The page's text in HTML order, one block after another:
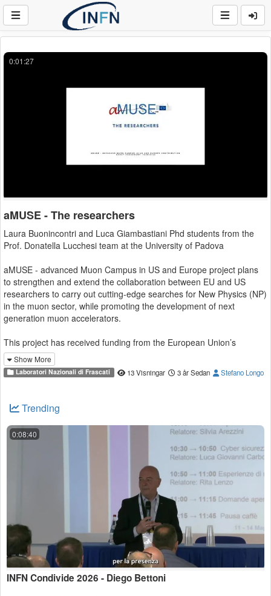
0:01:27
aMUSE - The researchers
Laura Buonincontri and Luca Giambastiani Phd students from the
Prof. Donatella Lucchesi team at the University of Padova
aMUSE - advanced Muon Campus in US and Europe project plans
to strengthen and extend the collaboration between EU and US
researchers to carry out cutting-edge searches for New Physics (NP)
in the muon sector, while promoting the development of next
generation muon accelerators.
This project has received funding from the European Union’s
Horizon 2020 research and innovation programme under grant
agreement No 101006726
Show More
Laboratori Nazionali di Frascati 13 Visningar 3 år Sedan Stefano Longo
Trending
0:08:40
INFN Condivide 2026 - Diego Bettoni